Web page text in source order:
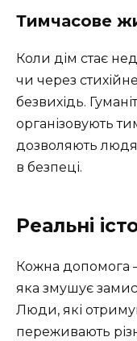
Тимчасове
Коли дім стає
чи через
безвихідь.
організовують
дозволяють
в безпеці.
Реальні
Кожна допомога
яка змушує
Люди, які
переживають